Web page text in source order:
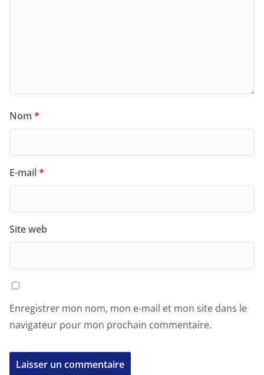
Nom *
E-mail*
Site web
Enregistrer mon nom, mon e-mail et mon site dans le
navigateur pour mon prochain commentaire.